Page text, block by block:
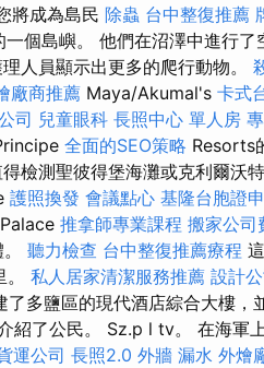
將成為島民 除蟲 台中整復推薦
個島嶼。 他們在沼澤中進行
人員顯示出更多的爬行動物。
廠商推薦 Maya/Akumal's 卡式
司 兒童眼科 長照中心 單人房
全面的SEO策略 Resorts
檢測聖彼得堡海灘或克利爾沃
護照換發 會議點心 基隆台胞證
推拿師專業課程 搬家公司
聽力檢查 台中整復推薦療程
私人居家清潔服務推薦 設計
多鹽區的現代酒店綜合大樓，
紹了公民。 Sz.p l tv。 在海軍
運公司 長照2.0 外牆 漏水 外燴